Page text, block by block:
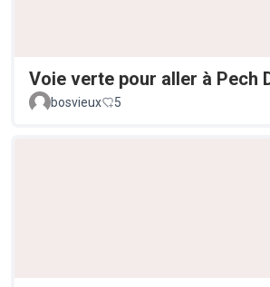
Voie verte pour aller à Pech
bosvieux
5